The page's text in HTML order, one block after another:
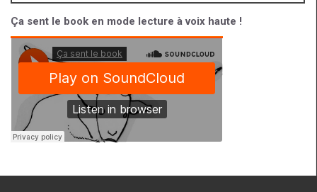
Ça sent le book en mode lecture à voix haute !